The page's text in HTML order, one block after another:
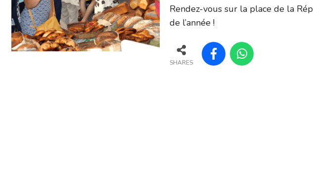
Rendez-vous sur la place de la
de l’année !
SHARES